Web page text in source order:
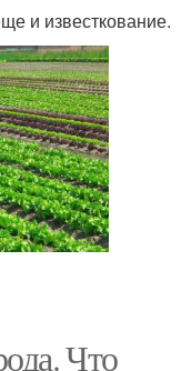
и известкование.
Что